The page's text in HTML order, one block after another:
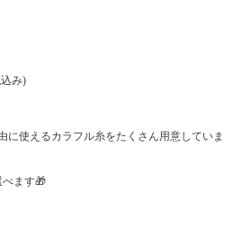
み)
使えるカラフル糸をたくさん用意していま
ます🎁